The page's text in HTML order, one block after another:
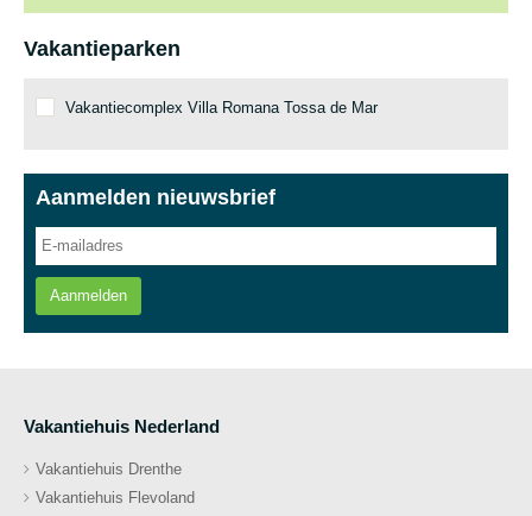
Vakantieparken
Vakantiecomplex Villa Romana Tossa de Mar
Aanmelden nieuwsbrief
Aanmelden
Vakantiehuis Nederland
Vakantiehuis Drenthe
Vakantiehuis Flevoland